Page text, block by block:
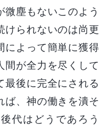
微塵もないこのよう
けられないのは尚更
によって簡単に獲得
間が全力を尽くして
最後に完全にされる
ば、神の働きを潰そ
代はどうであろう